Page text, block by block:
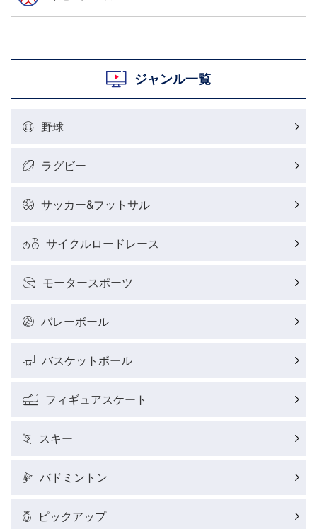
ジャンル一覧
野球
ラグビー
サッカー&フットサル
サイクルロードレース
モータースポーツ
バレーボール
バスケットボール
フィギュアスケート
スキー
バドミントン
ピックアップ